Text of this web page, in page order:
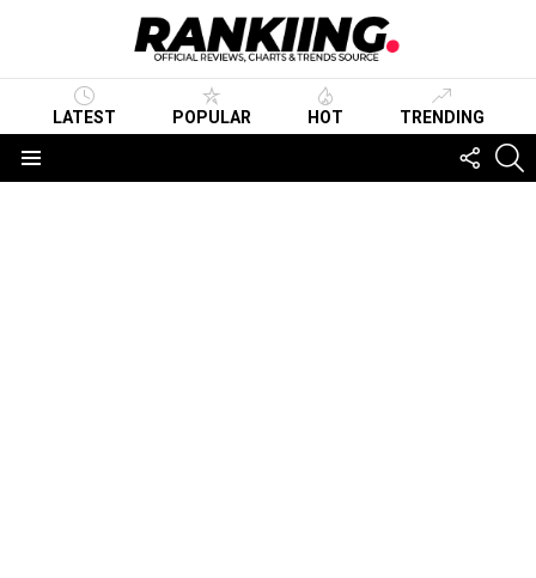
LATEST POPULAR HOT TRENDING
US